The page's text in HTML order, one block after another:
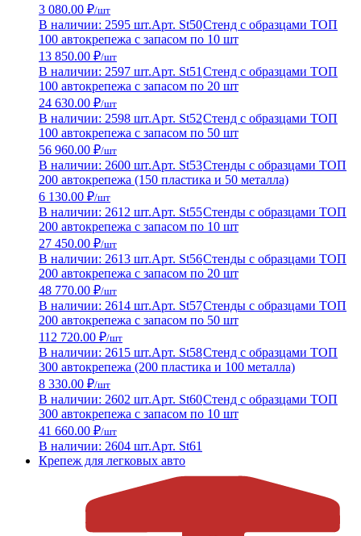
3 080.00 ₽/шт
В наличии: 2595 шт.Арт. St50Стенд с образцами ТОП
100 автокрепежа с запасом по 10 шт
13 850.00 ₽/шт
В наличии: 2597 шт.Арт. St51 Стенд с образцами ТОП
100 автокрепежа с запасом по 20 шт
24 630.00 ₽/шт
В наличии: 2598 шт.Арт. St52Стенд с образцами ТОП
100 автокрепежа с запасом по 50 шт
56 960.00 ₽/шт
В наличии: 2600 шт.Арт. St53Стенды с образцами ТОП
200 автокрепежа (150 пластика и 50 металла)
6 130.00 ₽/шт
В наличии: 2612 шт.Арт. St55Стенды с образцами ТОП
200 автокрепежа с запасом по 10 шт
27 450.00 ₽/шт
В наличии: 2613 шт.Арт. St56Стенды с образцами ТОП
200 автокрепежа с запасом по 20 шт
48 770.00 ₽/шт
В наличии: 2614 шт.Арт. St57Стенды с образцами ТОП
200 автокрепежа с запасом по 50 шт
112 720.00 ₽/шт
В наличии: 2615 шт.Арт. St58Стенд с образцами ТОП
300 автокрепежа (200 пластика и 100 металла)
8 330.00 ₽/шт
В наличии: 2602 шт.Арт. St60Стенд с образцами ТОП
300 автокрепежа с запасом по 10 шт
41 660.00 ₽/шт
В наличии: 2604 шт.Арт. St61
Крепеж для легковых авто